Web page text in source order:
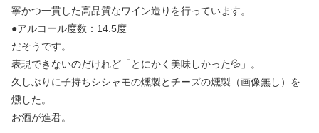
寧かつ一貫した高品質なワイン造りを行っています。
●アルコール度数：14.5度
だそうです。
表現できないのだけれど「とにかく美味しかった💦」。
久しぶりに子持ちシシャモの燻製とチーズの燻製（画像無し）を
燻した。
お酒が進君。